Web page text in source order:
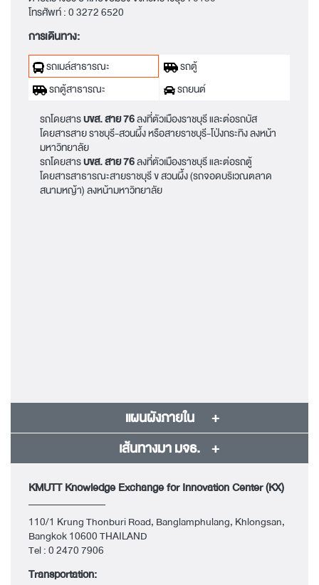
โทรศัพท์ :0 3272 6520
การเดินทาง:
รถเมล์สาธารณะ
รถตู้
รถตู้สาธารณะ
รถยนต์
รถโดยสารบขส. สาย 76ลงที่ตัวเมืองราชบุรี และต่อรถบัส
โดยสารสาย ราชบุรี-สวนผึ้ง หรือสายราชบุรี-โป่งกระทิง ลงหน้า
มหาวิทยาลัย
รถโดยสารบขส. สาย 76ลงที่ตัวเมืองราชบุรี และต่อรถตู้
โดยสารสาธารณะสายราชบุรี ข สวนผึ้ง (รถจอดบริเวณตลาด
สนามหญ้า) ลงหน้ามหาวิทยาลัย
แผนผังภายใน
เส้นทางมา มจธ.
KMUTT Knowledge Exchange for Innovation Center (KX)
110/1 Krung Thonburi Road, Banglamphulang, Khlongsan,
Bangkok 10600 THAILAND
Tel :0 2470 7906
Transportation: